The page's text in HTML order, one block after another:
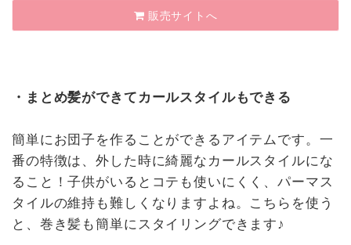
販売サイトへ
・まとめ髪ができてカールスタイルもできる
簡単にお団子を作ることができるアイテムです。一
番の特徴は、外した時に綺麗なカールスタイルにな
ること！子供がいるとコテも使いにくく、パーマス
タイルの維持も難しくなりますよね。こちらを使う
と、巻き髪も簡単にスタイリングできます♪